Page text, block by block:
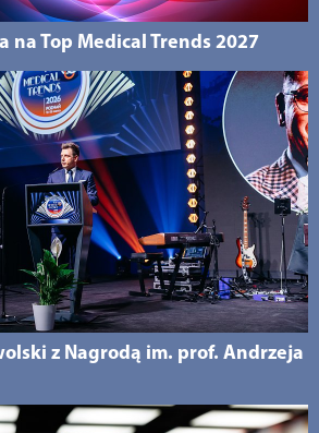
na Top Medical Trends 2027
z Nagrodą im. prof. Andrzeja